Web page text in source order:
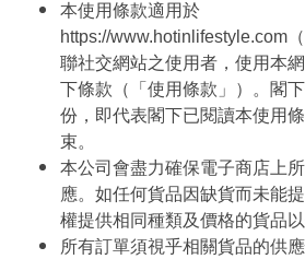
本使用條款適用於
https://www.hotinlifestyle.com
聯社交網站之使用者，使用本
下條款（「使用條款」）。閣
份，即代表閣下已閱讀本使用
束。
本公司會盡力確保電子商店上
應。如任何貨品因缺貨而未能
權提供相同種類及價格的貨品以
所有訂單須視乎相關貨品的供